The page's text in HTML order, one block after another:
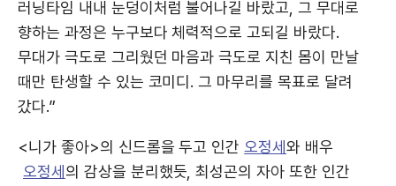
러닝타임 내내 눈덩이처럼 불어나길 바랐고, 그 무대로
향하는 과정은 누구보다 체력적으로 고되길 바랐다.
무대가 극도로 그리웠던 마음과 극도로 지친 몸이 만날
때만 탄생할 수 있는 코미디. 그 마무리를 목표로 달려
갔다.”
<니가 좋아>의 신드롬을 두고 인간오정세와 배우
오정세 의 감상을 분리했듯, 최성곤의 자아 또한 인간